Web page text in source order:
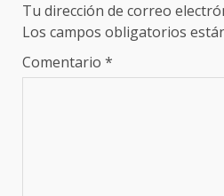
Tu dirección de correo
Los campos obligatorios
Comentario *